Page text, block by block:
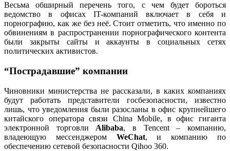
Весьма обширный перечень того, с чем будет бороться
ведомство в офисах IT-компаний включает в себя и
порнографию, как же без неё. Стоит отметить, что именно по
обвинениям в распространении порнографического контента
были закрыты сайты и аккаунты в социальных сетях
политических активистов.
“Пострадавшие” компании
Чиновники министерства не рассказали, в каких компаниях
будут работать представители госбезопасности, известно
лишь, что уведомления были разосланы в офис крупнейшего
китайского оператора связи China Mobile, в офис гиганта
электронной торговли Alibaba, в Tencent – компанию,
владеющую мессенджером WeChat, и компанию по
обеспечению сетевой безопасности Qihoo 360.